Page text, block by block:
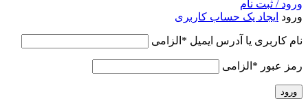
ورود / ثبت نام
ورود ایجاد یک حساب کاربری
نام کاربری یا آدرس ایمیل * الزامی
رمز عبور * الزامی
ورود